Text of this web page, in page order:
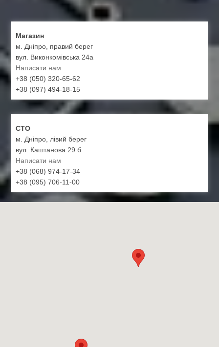
Магазин
м. Дніпро, правий берег
вул. Виконкомівська 24а
Написати нам
+38 (050) 320-65-62
+38 (097) 494-18-15
СТО
м. Дніпро, лівий берег
вул. Каштанова 29 б
Написати нам
+38 (068) 974-17-34
+38 (095) 706-11-00